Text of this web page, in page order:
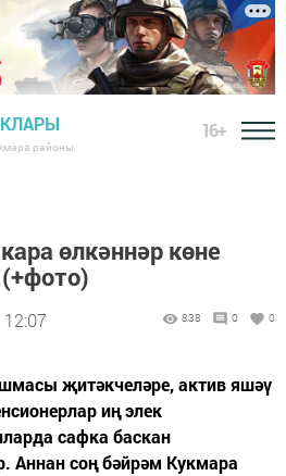
районы
16+
өлкәннәр көне
838 0 0
җитәкчеләре, актив яшәү
иң элек
сафка баскан
Аннан соң бәйрәм Кукмара